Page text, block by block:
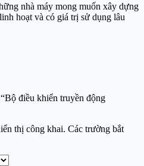
nhà máy mong muốn xây dựng
hoạt và có giá trị sử dụng lâu
điều khiển truyền động
thị công khai. Các trường bắt